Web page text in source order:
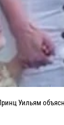
Уильям